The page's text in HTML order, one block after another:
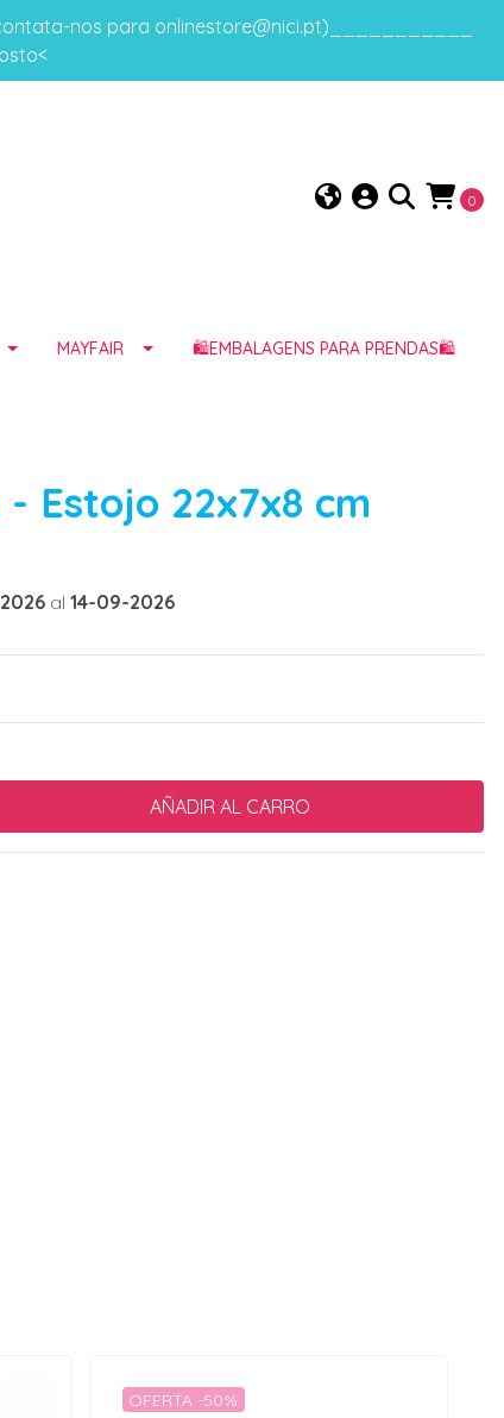
nos para onlinestore@nici.pt)___________
0
MAYFAIR 🛍️EMBALAGENS PARA PRENDAS🛍️
Estojo 22x7x8 cm
al 14-09-2026
OFERTA -50%